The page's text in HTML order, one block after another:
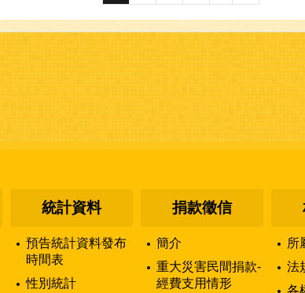
統計資料
預告統計資料發布
時間表
性別統計
捐款徵信
簡介
重大災害民間捐款-
經費支用情形
所
法